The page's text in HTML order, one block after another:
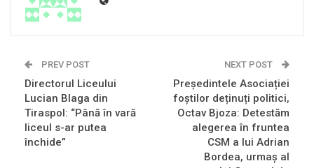
PREV POST
Directorul Liceului
Lucian Blaga din
Tiraspol: “Până în vară
liceul s-ar putea
închide”
NEXT POST
Președintele Asociației
foștilor deținuți politici,
Octav Bjoza: Detestăm
alegerea în fruntea
CSM a lui Adrian
Bordea, urmaş al